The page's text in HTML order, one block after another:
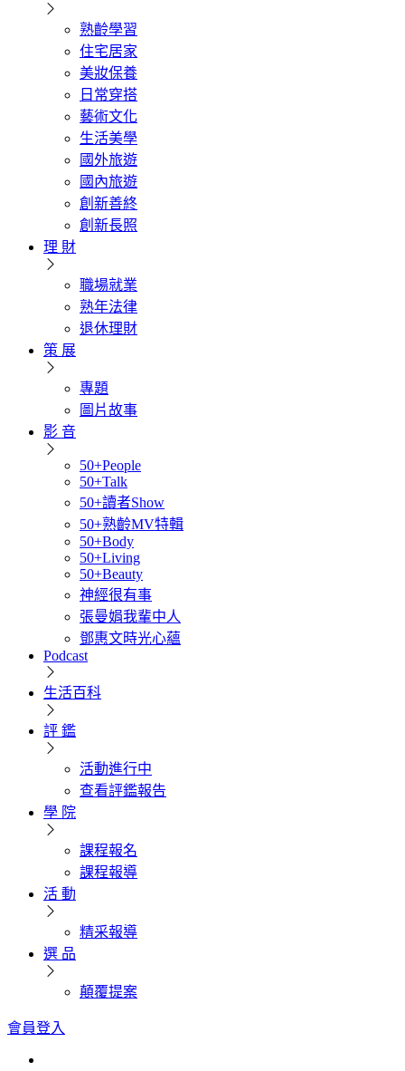
熟齡學習
住宅居家
美妝保養
日常穿搭
藝術文化
生活美學
國外旅遊
國內旅遊
創新善終
創新長照
理 財
職場就業
熟年法律
退休理財
策 展
專題
圖片故事
影 音
50+People
50+Talk
50+讀者Show
50+熟齡MV特輯
50+Body
50+Living
50+Beauty
神經很有事
張曼娟我輩中人
鄧惠文時光心蘊
Podcast
生活百科
評 鑑
活動進行中
查看評鑑報告
學 院
課程報名
課程報導
活 動
精采報導
選 品
顛覆提案
會員登入